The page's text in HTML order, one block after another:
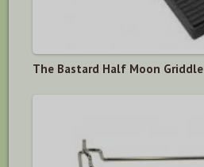
The Bastard Half Moon Griddle